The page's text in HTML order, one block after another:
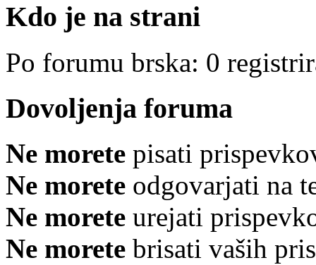
Kdo je na strani
Po forumu brska: 0
Dovoljenja foruma
Ne morete pisati
Ne morete odgovarjati na
Ne morete urejati
Ne morete brisati vaših